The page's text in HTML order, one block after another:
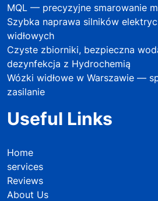
MQL — precyzyjne smarowanie
Szybka naprawa silników
widłowych
Czyste zbiorniki, bezpieczna
dezynfekcja z Hydrochemią
Wózki widłowe w Warszawie —
zasilanie
Useful Links
Home
services
Reviews
About Us